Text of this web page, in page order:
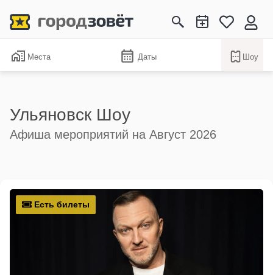
Места Даты Шоу
Ульяновск Шоу
Афиша мероприятий на Август 2026
Есть билеты